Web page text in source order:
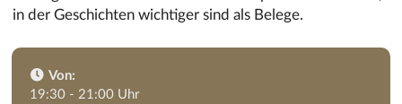
in der Geschichten wichtiger sind als Belege.
Von:
19:30 - 21:00 Uhr